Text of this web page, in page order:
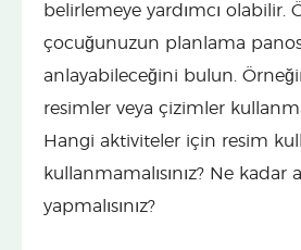
belirlemeye yardımcı olabilir.
çocuğunuzun planlama
anlayabileceğini bulun.
resimler veya çizimler
Hangi aktiviteler için resim
kullanmamalısınız? Ne kadar
yapmalısınız?